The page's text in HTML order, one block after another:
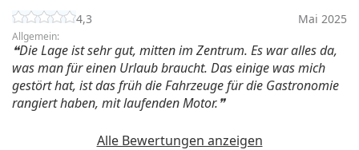
4,3 Mai 2025
Allgemein:
Die Lage ist sehr gut, mitten im Zentrum. Es war alles da,
was man für einen Urlaub braucht. Das einige was mich
gestört hat, ist das früh die Fahrzeuge für die Gastronomie
rangiert haben, mit laufenden Motor.
Alle Bewertungen anzeigen